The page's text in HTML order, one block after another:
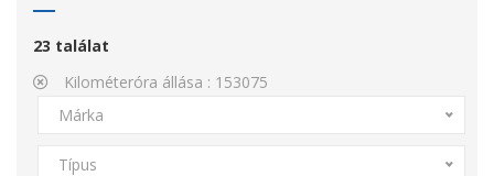
23 találat
Kilométeróra állása : 153075
Márka
Típus